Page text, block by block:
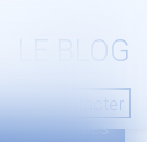
LE BLOG
Nous contacter
légales